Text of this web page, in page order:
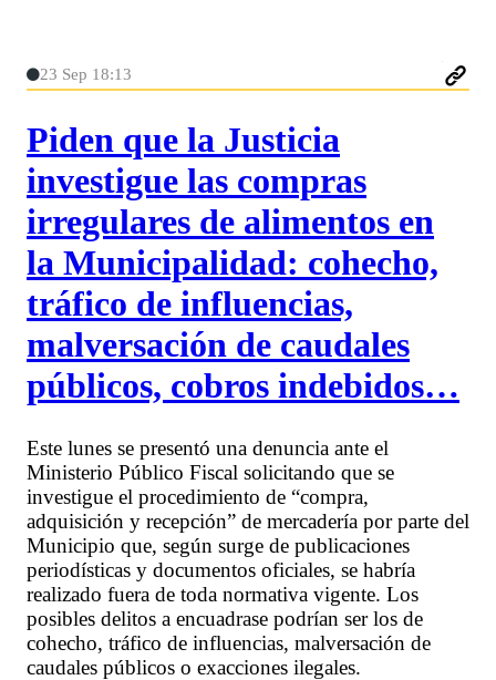
23 Sep 18:13
Piden que la Justicia
investigue las compras
irregulares de alimentos en
la Municipalidad: cohecho,
tráfico de influencias,
malversación de caudales
públicos, cobros indebidos…
Este lunes se presentó una denuncia ante el
Ministerio Público Fiscal solicitando que se
investigue el procedimiento de “compra,
adquisición y recepción” de mercadería por parte del
Municipio que, según surge de publicaciones
periodísticas y documentos oficiales, se habría
realizado fuera de toda normativa vigente. Los
posibles delitos a encuadrase podrían ser los de
cohecho, tráfico de influencias, malversación de
caudales públicos o exacciones ilegales.